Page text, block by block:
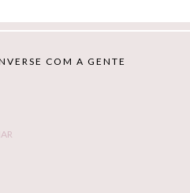
COM A GENTE